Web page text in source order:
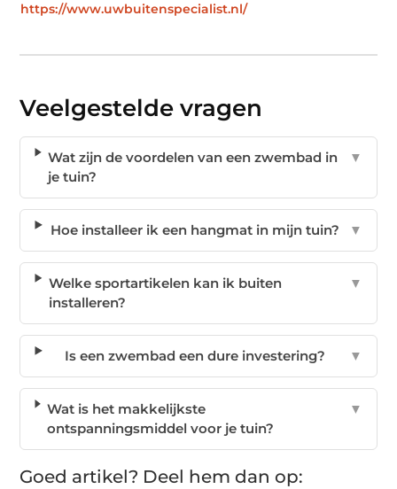
https://www.uwbuitenspecialist.nl/
Veelgestelde vragen
Wat zijn de voordelen van een zwembad in
je tuin?
▼
Hoe installeer ik een hangmat in mijn tuin? ▼
Welke sportartikelen kan ik buiten
installeren?
▼
Is een zwembad een dure investering? ▼
Wat is het makkelijkste
ontspanningsmiddel voor je tuin?
▼
Goed artikel? Deel hem dan op: